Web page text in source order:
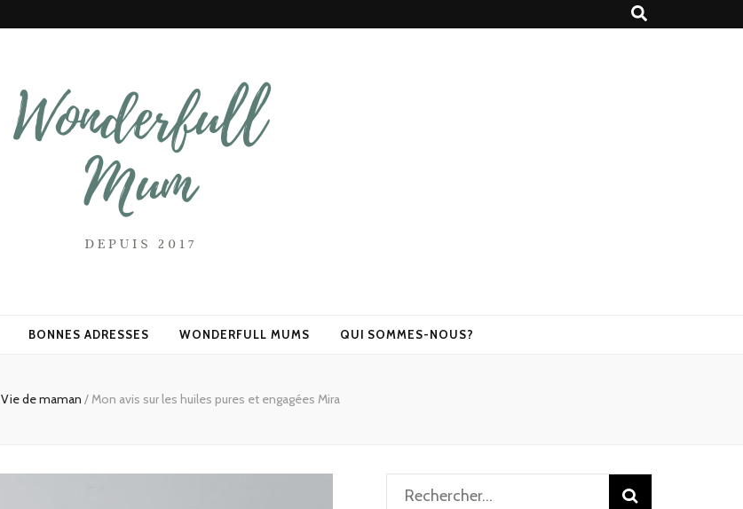
BONNES ADRESSES WONDERFULL MUMS QUI SOMMES-NOUS?
Vie de maman /Mon avis sur les huiles pures et engagées Mira
Rechercher :